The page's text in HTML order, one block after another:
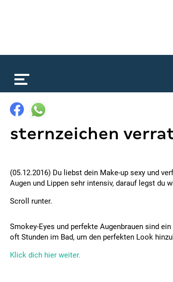
sternzeichen
(05.12.2016) Du liebst dein Make-up sexy und
Augen und Lippen sehr intensiv, darauf legst du
Scroll runter.
Smokey-Eyes und perfekte Augenbrauen sind
oft Stunden im Bad, um den perfekten Look
Klick dich hier weiter.